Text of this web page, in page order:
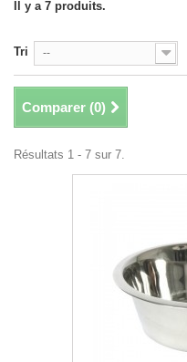
Il y a 7 produits.
Tri --
Comparer (0)
Résultats 1 - 7 sur 7.